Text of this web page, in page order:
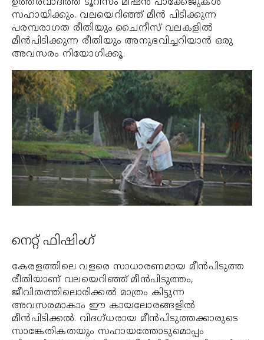
ഉത്തരവാദിത്ത ടൂറിസം മിഷന്‍ പാക്കേജുകള്‍
സഹായിക്കും. വലയെറിഞ്ഞ് മീന്‍ പിടിക്കുന്ന
പരമ്പരാഗത രീതിയും ചൈനീസ് വലകളില്‍
മീന്‍പിടിക്കുന്ന രീതിയും അനുഭവിച്ചറിയാന്‍ ഒരു
അവസരം നിയോഗിക്കൂ.
നെറ്റ് ഫിഷിംഗ്
കേരളത്തിലെ വളരെ സാധാരണമായ മീന്‍പിടുത്ത
രീതിയാണ് വലയെറിഞ്ഞ് മീന്‍പിടുത്തം,
ജീവിതത്തിലൊരിക്കല്‍ മാത്രം കിട്ടുന്ന
അവസരമാകാം ഈ കായലോരങ്ങളില്‍
മീന്‍പിടിക്കല്‍. വിദഗ്ധരായ മീന്‍പിടുത്തക്കാരുടെ
സാങ്കേതികതയും സഹായത്തോടുമൊപ്പം